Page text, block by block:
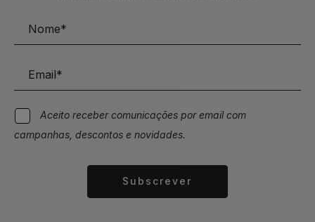
Aceito receber comunicações por email com
campanhas, descontos e novidades.
Subscrever